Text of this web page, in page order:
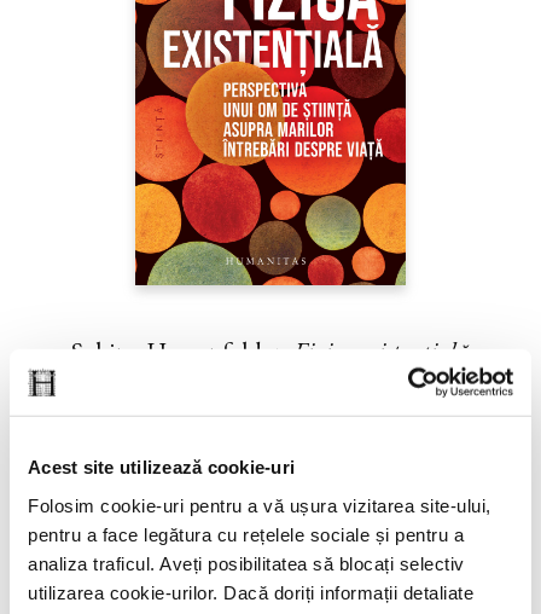
Acest site utilizează cookie-uri
Folosim cookie-uri pentru a vă ușura vizitarea site-ului,
pentru a face legătura cu rețelele sociale și pentru a
analiza traficul. Aveți posibilitatea să blocați selectiv
utilizarea cookie-urilor. Dacă doriți informații detaliate
Sabine Hossenfelder, Fizica existenţială